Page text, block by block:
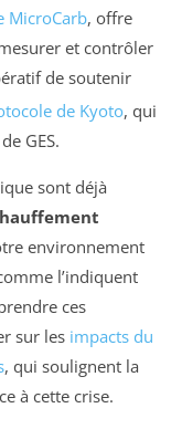
MicroCarb, offre
et contrôler
de soutenir
de Kyoto, qui
GES.
sont déjà
environnement
l’indiquent
ces
sur les impacts du
, qui soulignent la
à cette crise.